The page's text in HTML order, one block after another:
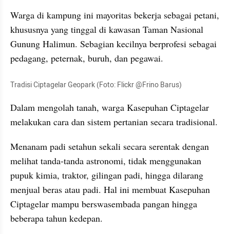
Warga di kampung ini mayoritas bekerja sebagai petani,
khususnya yang tinggal di kawasan Taman Nasional
Gunung Halimun. Sebagian kecilnya berprofesi sebagai
pedagang, peternak, buruh, dan pegawai.
Tradisi Ciptagelar Geopark (Foto: Flickr @Frino Barus)
Dalam mengolah tanah, warga Kasepuhan Ciptagelar
Menanam padi setahun sekali secara serentak dengan
melihat tanda-tanda astronomi, tidak menggunakan
pupuk kimia, traktor, gilingan padi, hingga dilarang
menjual beras atau padi. Hal ini membuat Kasepuhan
Ciptagelar mampu berswasembada pangan hingga
beberapa tahun kedepan.